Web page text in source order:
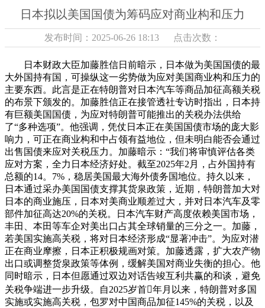
日本拟以美国国债为筹码应对商业构和压力
发布时间：2025-06-26 18:13 点击次数：
日本财政大臣加藤胜信日前暗示，日本做为美国国债的最
大外国持有国，可操纵这一劣势做为应对美国商业构和压力的
主要东西。此言是正在特朗普对日本汽车等商品加征高额关税
的布景下颁发的。加藤胜信正在接管透社专访时指出，日本持
有巨额美国国债，为应对特朗普可能推出的关税办法供给
了“多种选项”。他强调，凭仗日本正在美国国债市场的庞大影
响力，可正在商业构和中占领有益地位，但未明白能否会通过
出售国债来应对关税压力。加藤暗示：“我们将审慎评估各类
应对方案，全力日本经济好处。截至2025年2月，占外国持有
总额的14。7%，稳居美国最大海外债务国地位。持久以来，
日本通过采办美国国债支撑其货泉政策，近期，特朗普加大对
日本的商业施压，日本对美商业顺差过大，并对日本汽车及零
部件加征高达20%的关税。日本汽车财产高度依赖美国市场，
丰田、本田等车企对美出口占其全球销量的三分之一。加藤，
若美国实施高关税，将对日本经济形成“显著冲击”。为应对潜
正在商业摩擦，日本正积极规画对策。加藤透露，扩大农产物
出口或调整货泉政策等体例，缓解美国对商业失衡的担心。他
同时暗示，日本但愿通过双边对话告竣互利共赢的和谈，避免
关税争端进一步升级。自2025岁首年月以来，特朗普对多国
实施或实施高关税，包罗对中国商品加征145%的关税，以及